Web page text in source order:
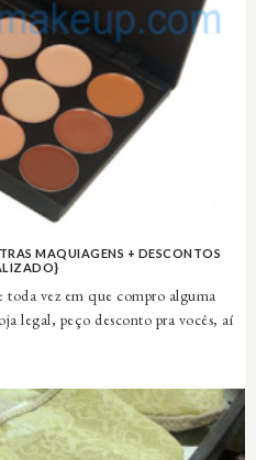
MAQUIAGENS + DESCONTOS
vez em que compro alguma
legal, peço desconto pra vocês, aí